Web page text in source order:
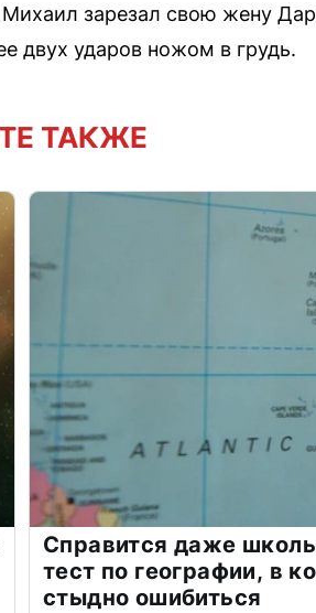
зарезал свою жену
двух ударов ножом в грудь.
ТАКЖЕ
Справится даже
тест по географии, в
стыдно ошибиться